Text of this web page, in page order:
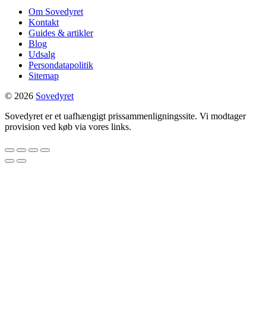
Om Sovedyret
Kontakt
Guides & artikler
Blog
Udsalg
Persondatapolitik
Sitemap
© 2026 Sovedyret
Sovedyret er et uafhængigt prissammenligningssite. Vi modtager
provision ved køb via vores links.